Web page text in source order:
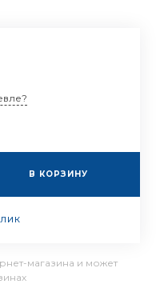
В КОРЗИНУ
магазина и может